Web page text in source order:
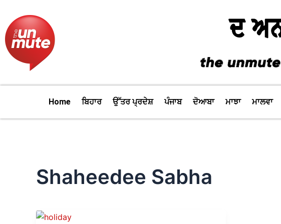
content
Home ਬਿਹਾਰ ਉੱਤਰ ਪ੍ਰਦੇਸ਼ ਪੰਜਾਬ ਦੋਆਬਾ ਮਾਝਾ ਮਾਲਵਾ
Shaheedee Sabha